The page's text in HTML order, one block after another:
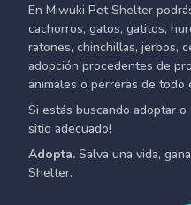
En Miwuki Pet Shelter
cachorros, gatos, gatitos,
ratones, chinchillas, jerbos,
adopción procedentes de
animales o perreras de todo
Si estás buscando adoptar o
sitio adecuado!
Adopta. Salva una vida,
Shelter.